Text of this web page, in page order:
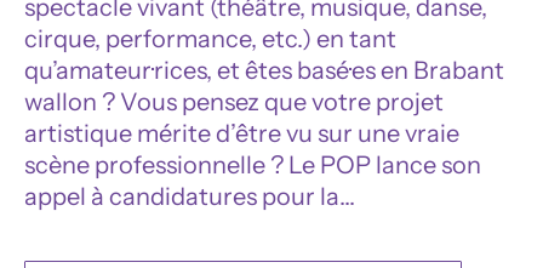
e
c
spectacle vivant (théâtre, musique, danse,
cirque, performance, etc.) en tant
qu’amateur·rices, et êtes basé·es en Brabant
wallon ? Vous pensez que votre projet
artistique mérite d’être vu sur une vraie
scène professionnelle ? Le POP lance son
appel à candidatures pour la…